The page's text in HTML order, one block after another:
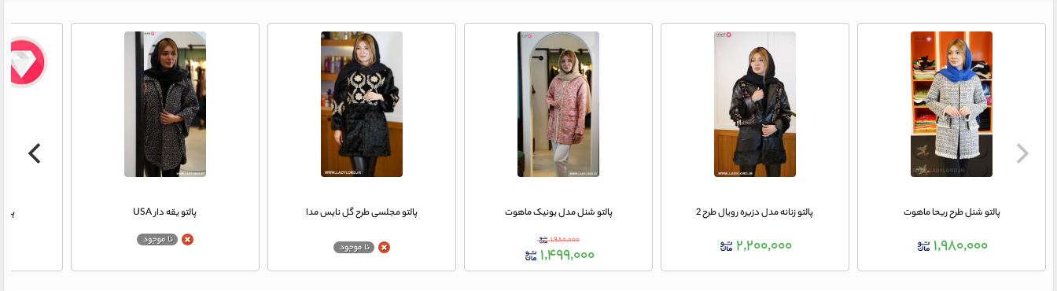
پالتو شنل طرح ریحا ماهوت
۱,۹۸۰,۰۰۰
پالتو زنانه مدل دزیره رویال طرح 2
۲,۲۰۰,۰۰۰
پالتو شنل مدل یونیک ماهوت
۱,۹۸۰,۰۰۰
۱,۴۹۹,۰۰۰
پالتو مجلسی طرح گل نایس مدا پالتو یقه دار USA